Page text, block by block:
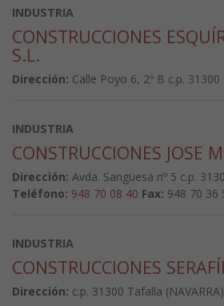
INDUSTRIA
CONSTRUCCIONES
S.L.
Dirección: Calle Poyo 6, 2º B c.p. 31300
INDUSTRIA
CONSTRUCCIONES JOSE
Dirección: Avda. Sangüesa nº 5 c.p.
Teléfono: 948 70 08 40 Fax: 948 70 36
INDUSTRIA
CONSTRUCCIONES
Dirección: c.p. 31300 Tafalla (NAVARRA)